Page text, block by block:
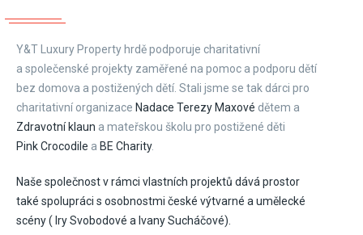
Y&T Luxury Property hrdě podporuje charitativní
a společenské projekty zaměřené na pomoc a podporu dětí
bez domova a postižených dětí. Stali jsme se tak dárci pro
charitativní organizace Nadace Terezy Maxové dětem a
Zdravotní klaun a mateřskou školu pro postižené děti
Pink Crocodile a BE Charity.
Naše společnost v rámci vlastních projektů dává prostor
také spolupráci s osobnostmi české výtvarné a umělecké
scény ( Iry Svobodové a Ivany Sucháčové).